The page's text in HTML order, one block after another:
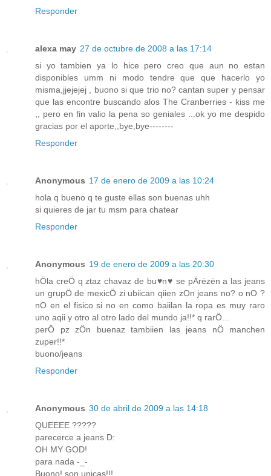
Responder
alexa may 27 de octubre de 2008 a las 17:14
si yo tambien ya lo hice pero creo que aun no estan
disponibles umm ni modo tendre que que hacerlo yo
misma,jjejejej , buono si que trio no? cantan super y pensar
que las encontre buscando alos The Cranberries - kiss me
,, pero en fin valio la pena so geniales ...ok yo me despido
gracias por el aporte,,bye,bye--------
Responder
Anonymous 17 de enero de 2009 a las 10:24
hola q bueno q te guste ellas son buenas uhh
si quieres de jar tu msm para chatear
Responder
Anonymous 19 de enero de 2009 a las 20:30
hÖla creÖ q ztaz chavaz de bu♥n♥ se pÄrëzën a las jeans
un grupÖ de mexicÖ zi ubiican qiien zOn jeans no? o nO ?
nO en el fisico si no en como baiilan la ropa es muy raro
uno aqii y otro al otro lado del mundo ja!!* q rarÖ...
perÖ pz zÖn buenaz tambiien las jeans nÖ manchen
zuper!!*
buono/jeans
Responder
Anonymous 30 de abril de 2009 a las 14:18
QUEEEE ?????
parecerce a jeans D:
OH MY GOD!
para nada -_-
Buono! son unicas!!!